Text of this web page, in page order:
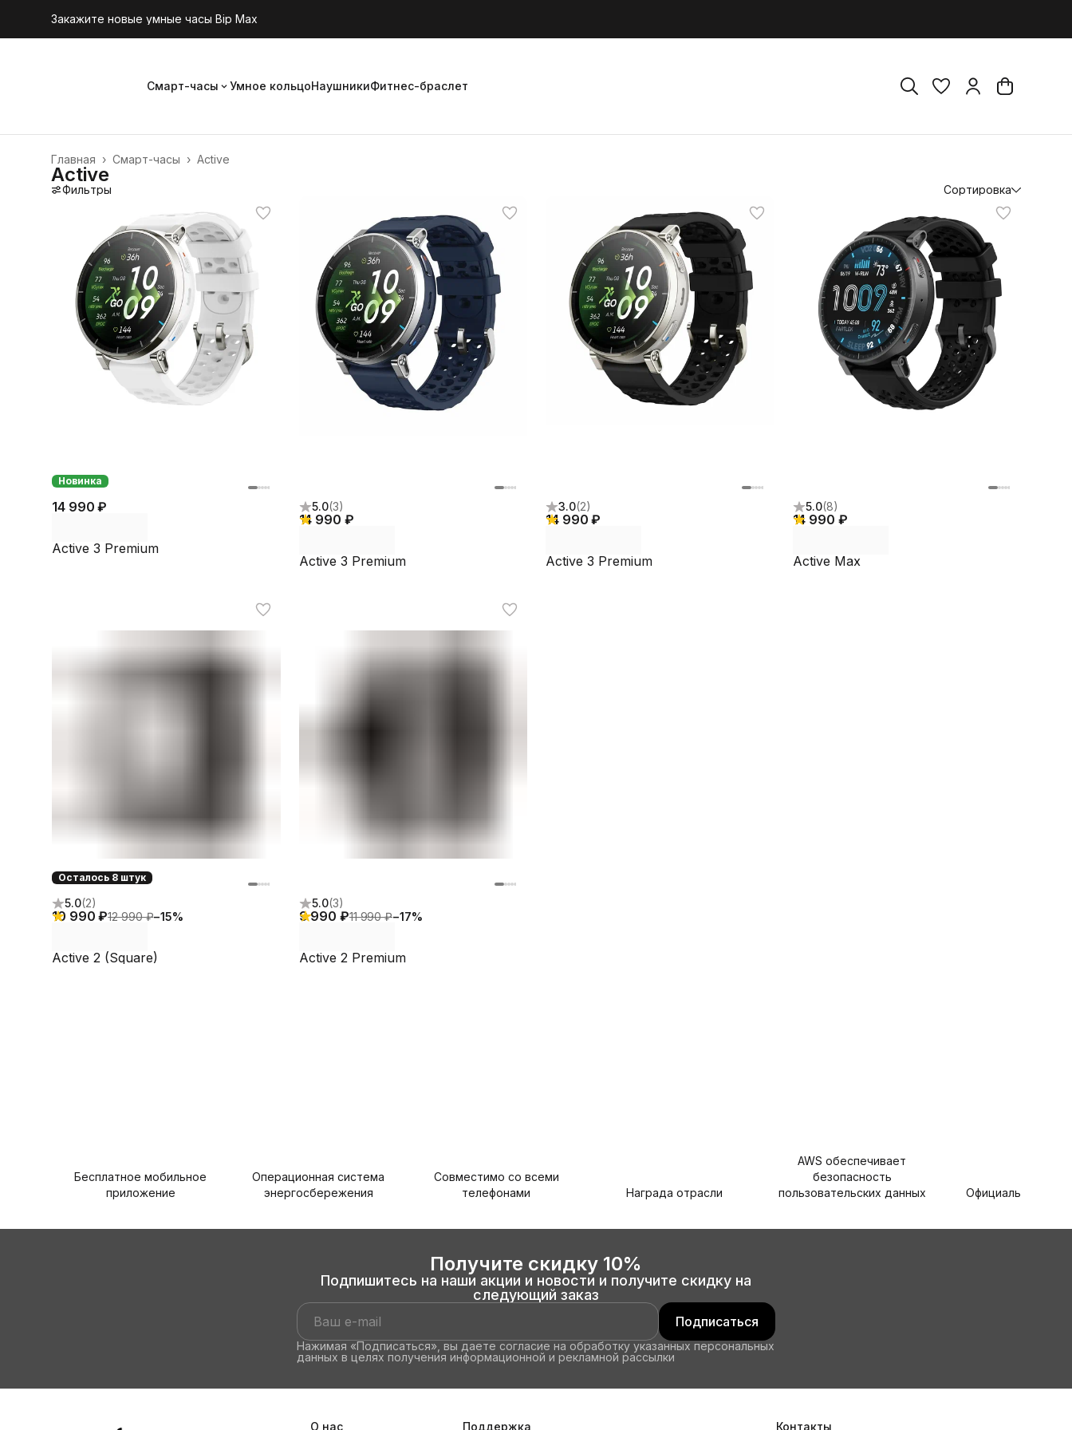
Закажите новые умные часы Bip Max
Смарт-часы Умное кольцоНаушникиФитнес-браслет
Active
Смарт-часы ›
Главная ›
Active
Фильтры Сортировка
Новинка
14 990 ₽
Active 3 Premium
5.0(3)
14 990 ₽
Active 3 Premium
3.0(2)
14 990 ₽
Active 3 Premium
5.0(8)
14 990 ₽
Active Max
Осталось 8 штук
5.0(2)
10 990 ₽12 990 ₽−15%
Active 2 (Square)
5.0(3)
9 990 ₽11 990 ₽−17%
Active 2 Premium
Бесплатное мобильное
приложение
Операционная система
энергосбережения
Совместимо со всеми
телефонами
Награда отрасли
AWS обеспечивает
безопасность
пользовательских данных
Официальная
Получите скидку 10%
Подпишитесь на наши акции и новости и получите скидку на
следующий заказ
Подписаться
Нажимая «Подписаться», вы даете согласие на обработку указанных персональных
данных в целях получения информационной и рекламной рассылки
О нас Поддержка Контакты